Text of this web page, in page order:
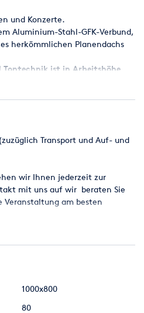
und Konzerte.
Aluminium-Stahl-GFK-Verbund,
herkömmlichen Planendachs
ist in Arbeitshöhe
besitzt bereits integrierte,
550 cm
800 kg je Seite
Transport und Auf- und
wir Ihnen jederzeit zur
mit uns auf wir beraten Sie
am besten
1000x800
80